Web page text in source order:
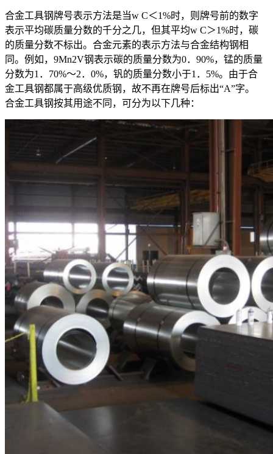
合金工具钢牌号表示方法是当w C＜1%时，则牌号前的数字
表示平均碳质量分数的千分之几，但其平均w C＞1%时，碳
的质量分数不标出。合金元素的表示方法与合金结构钢相
同。例如，9Mn2V钢表示碳的质量分数为0．90%，锰的质量
分数为1．70%～2．0%，钒的质量分数小于1．5%。由于合
金工具钢都属于高级优质钢，故不再在牌号后标出“A”字。
合金工具钢按其用途不同，可分为以下几种：